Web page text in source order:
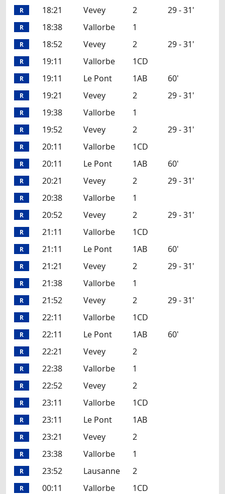
R 18:21 Vevey 2 29 - 31'
R 18:38 Vallorbe 1
R 18:52 Vevey 2 29 - 31'
R 19:11 Vallorbe 1CD
R 19:11 Le Pont 1AB 60'
R 19:21 Vevey 2 29 - 31'
R 19:38 Vallorbe 1
R 19:52 Vevey 2 29 - 31'
R 20:11 Vallorbe 1CD
R 20:11 Le Pont 1AB 60'
R 20:21 Vevey 2 29 - 31'
R 20:38 Vallorbe 1
R 20:52 Vevey 2 29 - 31'
R 21:11 Vallorbe 1CD
R 21:11 Le Pont 1AB 60'
R 21:21 Vevey 2 29 - 31'
R 21:38 Vallorbe 1
R 21:52 Vevey 2 29 - 31'
R 22:11 Vallorbe 1CD
R 22:11 Le Pont 1AB 60'
R 22:21 Vevey 2
R 22:38 Vallorbe 1
R 22:52 Vevey 2
R 23:11 Vallorbe 1CD
R 23:11 Le Pont 1AB
R 23:21 Vevey 2
R 23:38 Vallorbe 1
R 23:52 Lausanne 2
R 00:11 Vallorbe 1CD